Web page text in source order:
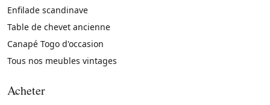
Enfilade scandinave
Table de chevet ancienne
Canapé Togo d'occasion
Tous nos meubles vintages
Acheter